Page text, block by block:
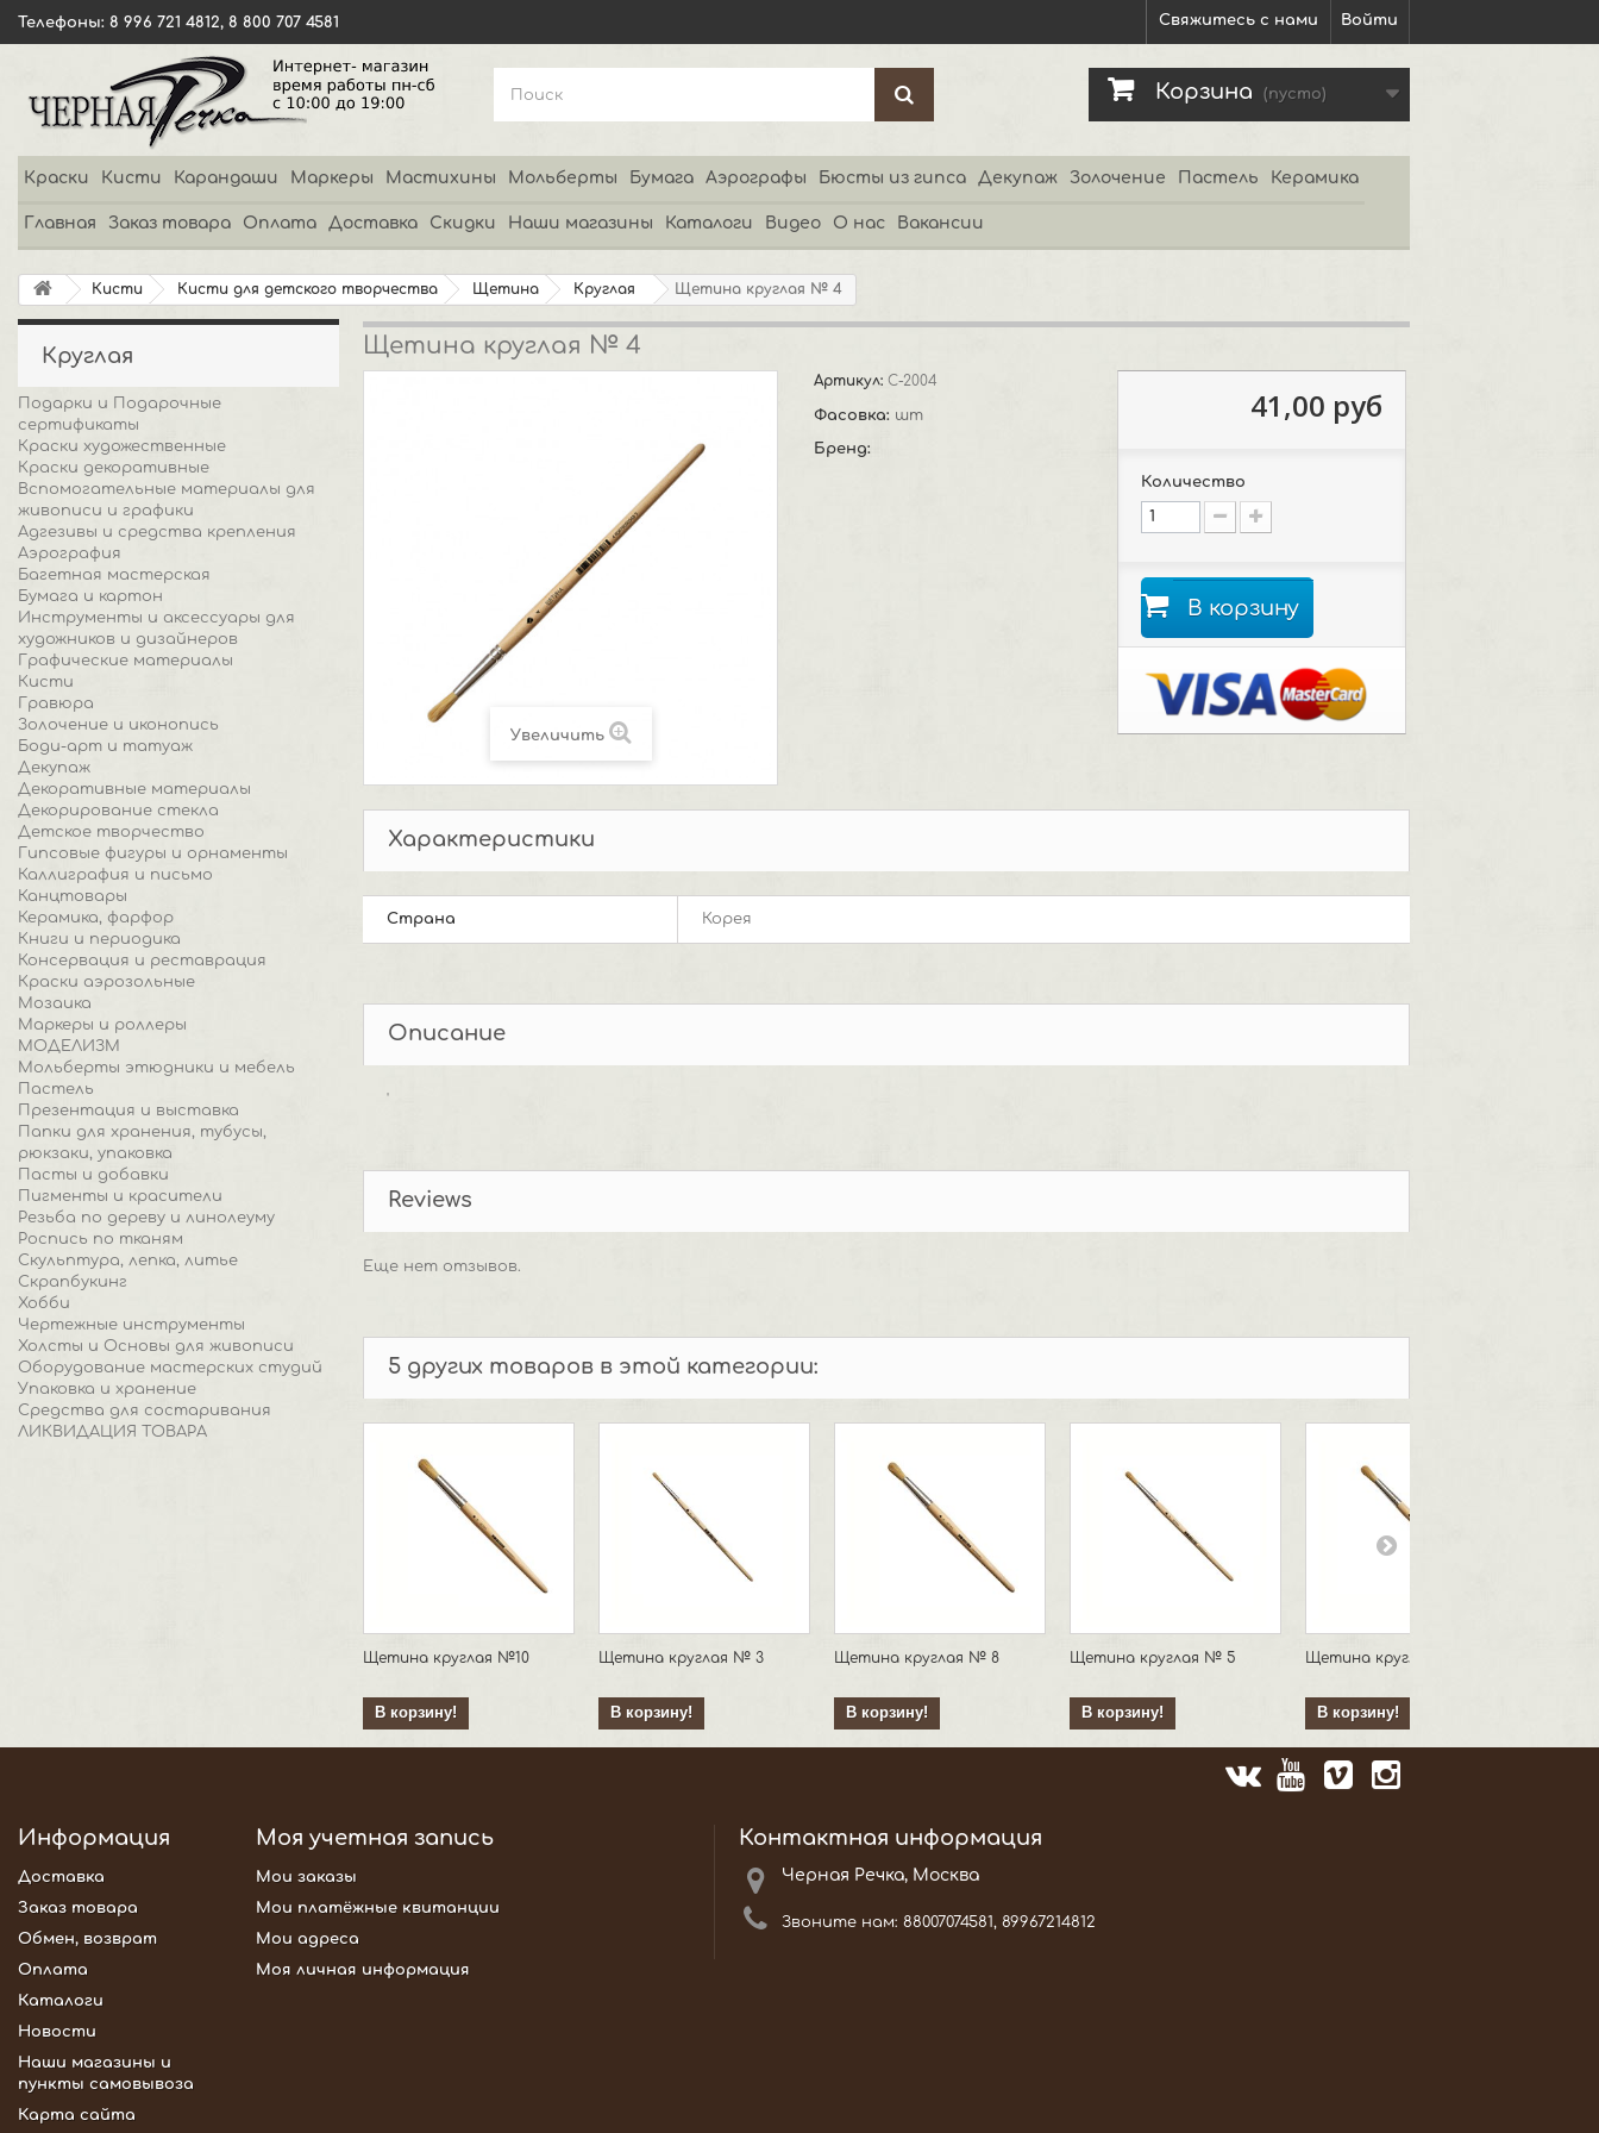
Войти
Свяжитесь с нами
Телефоны: 8 996 721 4812, 8 800 707 4581
Корзина (пусто)
Краски Кисти Карандаши Маркеры Мастихины Мольберты Бумага Аэрографы Бюсты из гипса Декупаж Золочение Пастель Керамика
Главная Заказ товара Оплата Доставка Скидки Наши магазины Каталоги Видео О нас Вакансии
Кисти Кисти для детского творчества Щетина Круглая Щетина круглая № 4
Круглая
Подарки и Подарочные
сертификаты
Краски художественные
Краски декоративные
Вспомогательные материалы для
живописи и графики
Адгезивы и средства крепления
Аэрография
Багетная мастерская
Бумага и картон
Инструменты и аксессуары для
художников и дизайнеров
Графические материалы
Кисти
Гравюра
Золочение и иконопись
Боди-арт и татуаж
Декупаж
Декоративные материалы
Декорирование стекла
Детское творчество
Гипсовые фигуры и орнаменты
Каллиграфия и письмо
Канцтовары
Керамика, фарфор
Книги и периодика
Консервация и реставрация
Краски аэрозольные
Мозаика
Маркеры и роллеры
МОДЕЛИЗМ
Мольберты этюдники и мебель
Пастель
Презентация и выставка
Папки для хранения, тубусы,
рюкзаки, упаковка
Пасты и добавки
Пигменты и красители
Резьба по дереву и линолеуму
Роспись по тканям
Скульптура, лепка, литье
Скрапбукинг
Хобби
Чертежные инструменты
Холсты и Основы для живописи
Оборудование мастерских студий
Упаковка и хранение
Средства для состаривания
ЛИКВИДАЦИЯ ТОВАРА
Щетина круглая № 4
Увеличить
Артикул:С-2004
Фасовка: шт
Бренд:
41,00 руб
Количество
В корзину
Характеристики
Страна Корея
Описание
'
Reviews
Еще нет отзывов.
5 других товаров в этой категории:
Щетина круглая №10
В корзину!
Щетина круглая № 3
В корзину!
Щетина круглая № 8
В корзину!
Щетина круглая № 5
В корзину!
Щетина круглая № 7
В корзину!
Информация
Доставка
Заказ товара
Обмен, возврат
Оплата
Каталоги
Новости
Наши магазины и
пункты самовывоза
Карта сайта
Моя учетная запись
Мои заказы
Мои платёжные квитанции
Мои адреса
Моя личная информация
Контактная информация
Черная Речка, Москва
Звоните нам: 88007074581, 89967214812